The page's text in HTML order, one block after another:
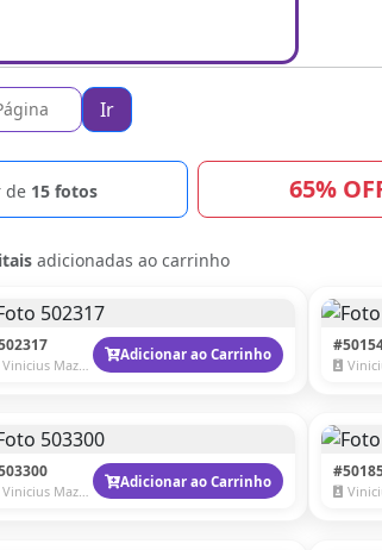
Ir
de 15 fotos 65%
adicionadas ao carrinho
Vinicius Mazzaro
Adicionar ao Carrinho
Vinicius Mazzaro
Adicionar ao Carrinho